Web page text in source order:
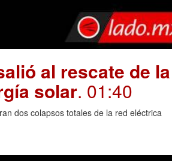
al rescate de la
solar. 01:40
dos colapsos totales de la red eléctrica